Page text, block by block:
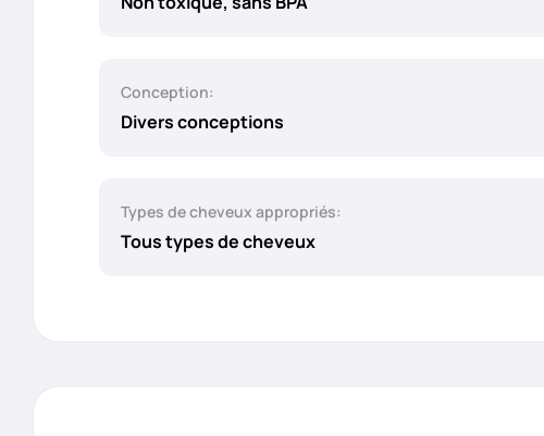
Conception:
Divers conceptions
Types de cheveux appropriés:
Tous types de cheveux